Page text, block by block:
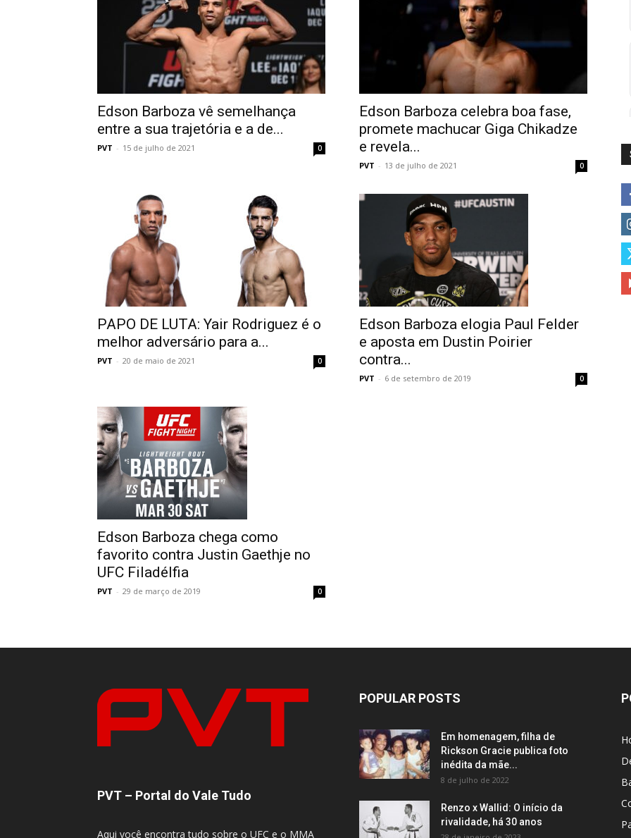
Edson Barboza vê semelhança
entre a sua trajetória e a de...
PVT - 15 de julho de 2021 0
Edson Barboza celebra boa fase,
promete machucar Giga Chikadze
e revela...
PVT - 13 de julho de 2021 0
PAPO DE LUTA: Yair Rodriguez é o
melhor adversário para a...
PVT - 20 de maio de 2021 0
Edson Barboza elogia Paul Felder
e aposta em Dustin Poirier
contra...
PVT - 6 de setembro de 2019 0
Edson Barboza chega como
favorito contra Justin Gaethje no
UFC Filadélfia
PVT - 29 de março de 2019 0
PVT – Portal do Vale Tudo
Aqui você encontra tudo sobre o UFC e o MMA
POPULAR POSTS
Em homenagem, filha de
Rickson Gracie publica foto
inédita da mãe...
8 de julho de 2022
Renzo x Wallid: O início da
rivalidade, há 30 anos